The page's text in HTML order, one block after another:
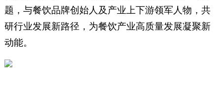
题，与餐饮品牌创始人及产业上下游领军人物，共
研行业发展新路径，为餐饮产业高质量发展凝聚新
动能。